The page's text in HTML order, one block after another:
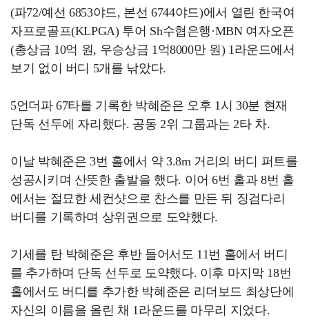
(파72/예선 6853야드, 본선 6744야드)에서 열린 한국여
자프로골프(KLPGA) 투어 Sh수협은행·MBN 여자오픈
(총상금 10억 원, 우승상금 1억8000만 원) 1라운드에서
보기 없이 버디 5개를 낚았다.
5언더파 67타를 기록한 박혜준은 오후 1시 30분 현재
단독 선두에 자리했다. 공동 2위 그룹과는 2타 차.
이날 박혜준은 3번 홀에서 약 3.8m 거리의 버디 퍼트를
성공시키며 산뜻한 출발을 했다. 이어 6번 홀과 8번 홀
에서는 절묘한 세컨샷으로 찬스를 만든 뒤 징검다리
버디를 기록하며 상위권으로 도약했다.
기세를 탄 박혜준은 후반 들어서도 11번 홀에서 버디
를 추가하며 단독 선두로 도약했다. 이후 마지막 18번
홀에서도 버디를 추가한 박혜준은 리더보드 최상단에
자신의 이름을 올린 채 1라운드를 마무리 지었다.